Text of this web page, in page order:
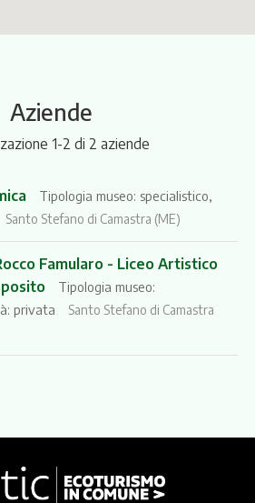
Aziende
1-2 di 2 aziende
Tipologia museo: specialistico,
Santo Stefano di Camastra (ME)
Famularo - Liceo Artistico
Tipologia museo:
privata
Santo Stefano di Camastra